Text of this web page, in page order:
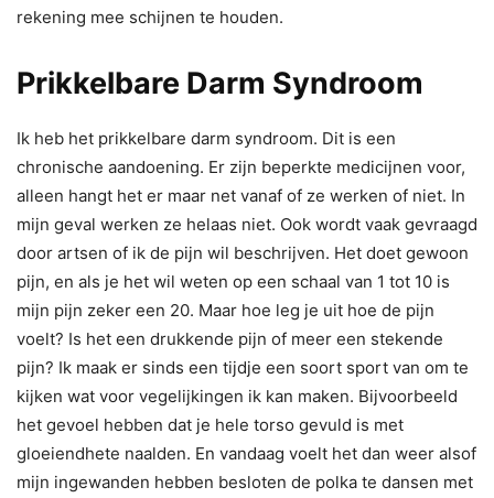
rekening mee schijnen te houden.
Prikkelbare Darm Syndroom
Ik heb het prikkelbare darm syndroom. Dit is een
chronische aandoening. Er zijn beperkte medicijnen voor,
alleen hangt het er maar net vanaf of ze werken of niet. In
mijn geval werken ze helaas niet. Ook wordt vaak gevraagd
door artsen of ik de pijn wil beschrijven. Het doet gewoon
pijn, en als je het wil weten op een schaal van 1 tot 10 is
mijn pijn zeker een 20. Maar hoe leg je uit hoe de pijn
voelt? Is het een drukkende pijn of meer een stekende
pijn? Ik maak er sinds een tijdje een soort sport van om te
kijken wat voor vegelijkingen ik kan maken. Bijvoorbeeld
het gevoel hebben dat je hele torso gevuld is met
gloeiendhete naalden. En vandaag voelt het dan weer alsof
mijn ingewanden hebben besloten de polka te dansen met